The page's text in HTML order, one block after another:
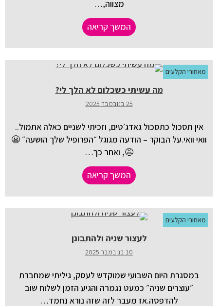
מצווה,…
המשך קריאה
מאחורי הקלעים
מה עשיתי כשכלום לא הלך לי?
25 בנובמבר 2025
אין תסכול כתסכול גאדג׳טים, וזכיתי לשניים כאלה אתמול..
וואי וואי.על הבוקר – הודעה מגוגל ״הפרופיל שלך הושעה״ 😬
😩, ואחר כך…
המשך קריאה
מאחורי הקלעים
לעצור שניה ולהתבונן
10 בנובמבר 2025
במסגרת היום השבועי שמוקדש לעסק, גיליתי שמחברת
״עוצרים שניה״ כמעט נגמרה והגיע הזמן לשלוח שוב
להדפסה.אז מעבר לזה שזה נורא נחמד…